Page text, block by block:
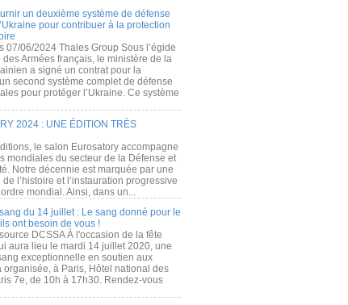
un deuxième système de défense
pour contribuer à la protection
07/06/2024 Thales Group Sous l’égide
des Armées français, le ministère de la
a signé un contrat pour la
second système complet de défense
pour protéger l’Ukraine. Ce système
2024 : UNE ÉDITION TRÈS
le salon Eurosatory accompagne
mondiales du secteur de la Défense et
Notre décennie est marquée par une
l’histoire et l’instauration progressive
mondial. Ainsi, dans un...
du 14 juillet : Le sang donné pour le
ont besoin de vous !
DCSSA À l'occasion de la fête
aura lieu le mardi 14 juillet 2020, une
exceptionnelle en soutien aux
organisée, à Paris, Hôtel national des
7e, de 10h à 17h30. Rendez-vous